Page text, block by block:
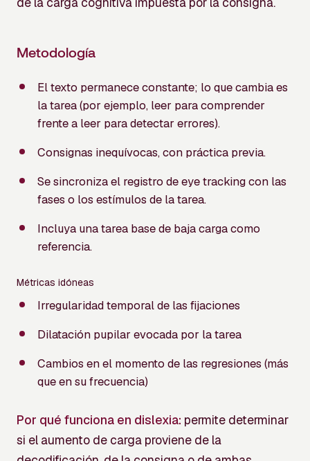
Metodología
El texto permanece constante; lo que cambia es
la tarea (por ejemplo, leer para comprender
frente a leer para detectar errores).
Consignas inequívocas, con práctica previa.
Se sincroniza el registro de eye tracking con las
fases o los estímulos de la tarea.
Incluya una tarea base de baja carga como
referencia.
Métricas idóneas
Irregularidad temporal de las fijaciones
Dilatación pupilar evocada por la tarea
Cambios en el momento de las regresiones (más
que en su frecuencia)
Por qué funciona en dislexia: permite determinar
si el aumento de carga proviene de la